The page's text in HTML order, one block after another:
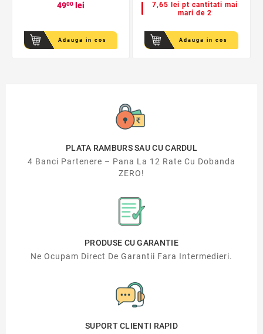
4900lei
Adauga in cos
7,65 lei pt cantitati mai
mari de 2
Adauga in cos
PLATA RAMBURS SAU CU CARDUL
4 Banci Partenere – Pana La 12 Rate Cu Dobanda
ZERO!
PRODUSE CU GARANTIE
Ne Ocupam Direct De Garantii Fara Intermedieri.
SUPORT CLIENTI RAPID